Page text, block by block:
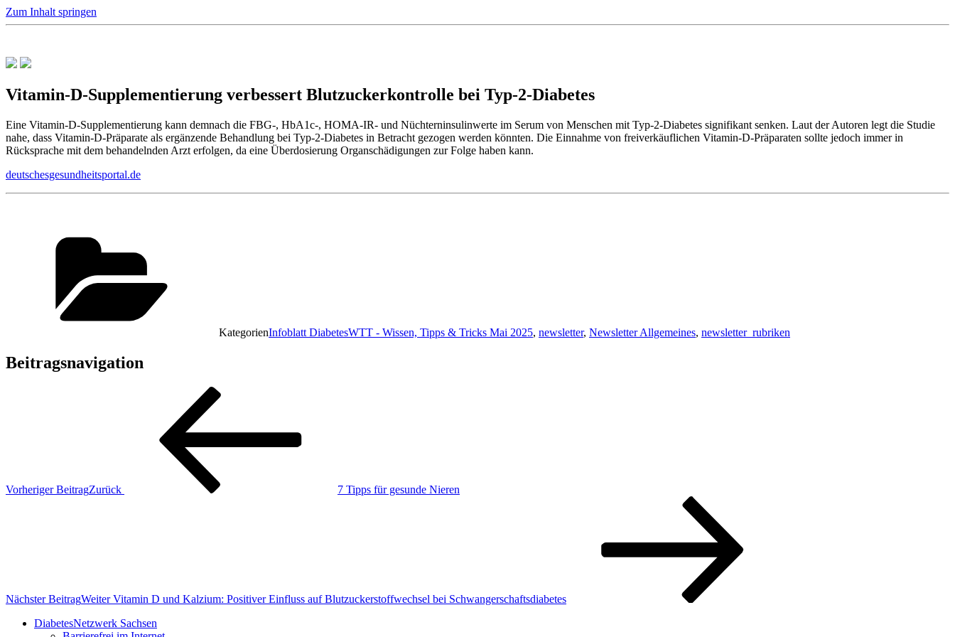
Zum Inhalt springen
Vitamin-D-Supplementierung verbessert Blutzuckerkontrolle bei Typ-2-Diabetes
Eine Vitamin-D-Supplementierung kann demnach die FBG-, HbA1c-, HOMA-IR- und Nüchterninsulinwerte im Serum von Menschen mit Typ-2-Diabetes signifikant senken. Laut der Autoren legt die Studie
nahe, dass Vitamin-D-Präparate als ergänzende Behandlung bei Typ-2-Diabetes in Betracht gezogen werden könnten. Die Einnahme von freiverkäuflichen Vitamin-D-Präparaten sollte jedoch immer in
Rücksprache mit dem behandelnden Arzt erfolgen, da eine Überdosierung Organschädigungen zur Folge haben kann.
deutschesgesundheitsportal.de
KategorienInfoblatt DiabetesWTT - Wissen, Tipps & Tricks Mai 2025, newsletter, Newsletter Allgemeines, newsletter_rubriken
Beitragsnavigation
Vorheriger BeitragZurück 7 Tipps für gesunde Nieren
Nächster BeitragWeiter Vitamin D und Kalzium: Positiver Einfluss auf Blutzuckerstoffwechsel bei Schwangerschaftsdiabetes
DiabetesNetzwerk Sachsen